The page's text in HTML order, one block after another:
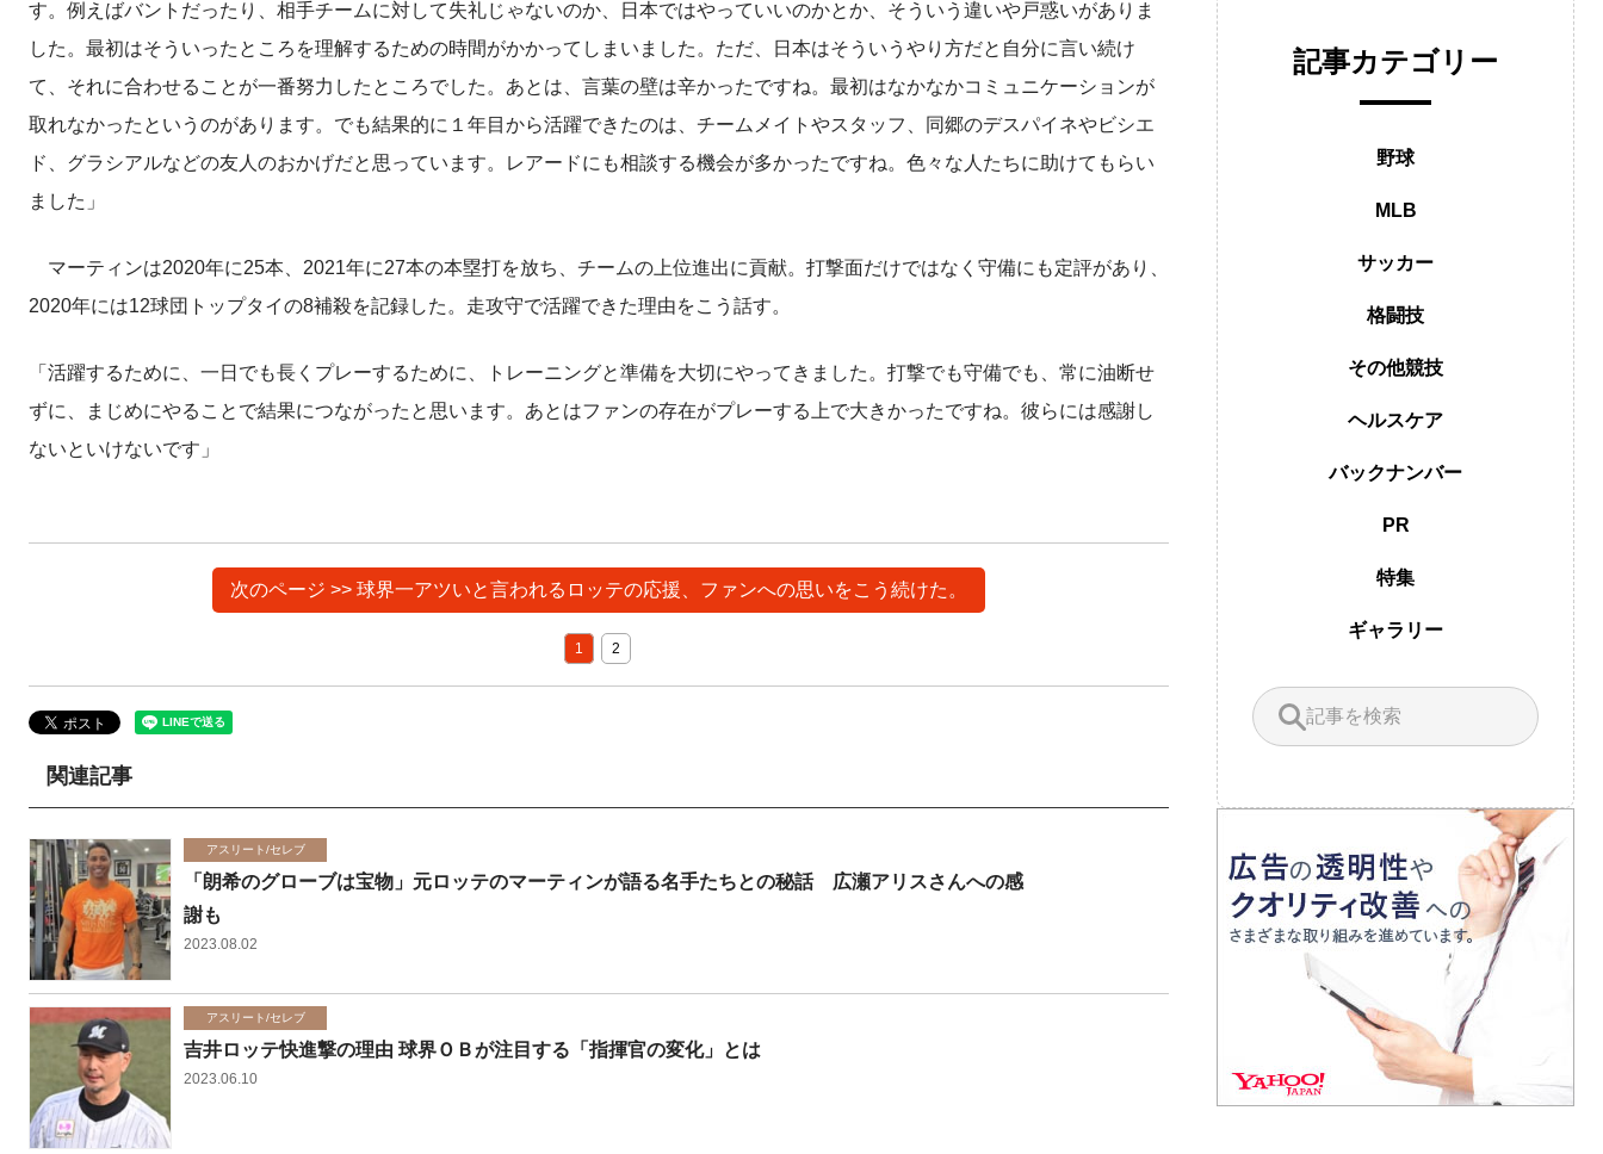
す。例えばバントだったり、相手チームに対して失礼じゃないのか、日本ではやっていいのかとか、そういう違いや戸惑いがありま
した。最初はそういったところを理解するための時間がかかってしまいました。ただ、日本はそういうやり方だと自分に言い続け
て、それに合わせることが一番努力したところでした。あとは、言葉の壁は辛かったですね。最初はなかなかコミュニケーションが
取れなかったというのがあります。でも結果的に１年目から活躍できたのは、チームメイトやスタッフ、同郷のデスパイネやビシエ
ド、グラシアルなどの友人のおかげだと思っています。レアードにも相談する機会が多かったですね。色々な人たちに助けてもらい
ました」
マーティンは2020年に25本、2021年に27本の本塁打を放ち、チームの上位進出に貢献。打撃面だけではなく守備にも定評があり、
2020年には12球団トップタイの8補殺を記録した。走攻守で活躍できた理由をこう話す。
「活躍するために、一日でも長くプレーするために、トレーニングと準備を大切にやってきました。打撃でも守備でも、常に油断せ
ずに、まじめにやることで結果につながったと思います。あとはファンの存在がプレーする上で大きかったですね。彼らには感謝し
ないといけないです」
次のページ >> 球界一アツいと言われるロッテの応援、ファンへの思いをこう続けた。
1 2
関連記事
アスリート/セレブ
「朗希のグローブは宝物」元ロッテのマーティンが語る名手たちとの秘話 広瀬アリスさんへの感
謝も
2023.08.02
アスリート/セレブ
吉井ロッテ快進撃の理由 球界ＯＢが注目する「指揮官の変化」とは
2023.06.10
記事カテゴリー
野球
MLB
サッカー
格闘技
その他競技
ヘルスケア
バックナンバー
PR
特集
ギャラリー